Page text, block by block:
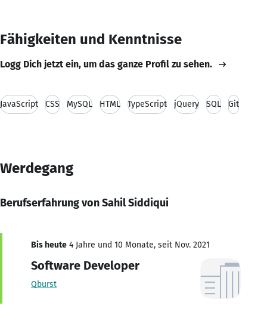
Fähigkeiten und Kenntnisse
Logg Dich jetzt ein, um das ganze Profil zu sehen.
JavaScript CSS MySQL HTML TypeScript jQuery SQL Git
Werdegang
Berufserfahrung von Sahil Siddiqui
Bis heute 4 Jahre und 10 Monate, seit Nov. 2021
Software Developer
Qburst